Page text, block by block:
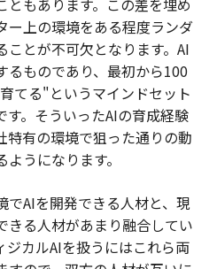
ともあります。この差を埋め
ー上の環境をある程度ランダ
とが不可欠となります。AI
るものであり、最初から100
てる"というマインドセット
。そういったAIの育成経験
特有の環境で狙った通りの動
うになります。
でAIを開発できる人材と、現
きる人材があまり融合してい
ジカルAIを扱うにはこれら両